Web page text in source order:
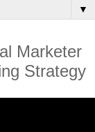
▼
Marketer
Strategy